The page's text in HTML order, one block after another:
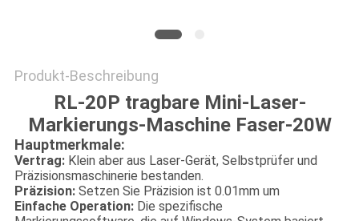
Produkt-Beschreibung
RL-20P tragbare Mini-Laser-
Markierungs-Maschine Faser-20W
Hauptmerkmale:
Vertrag:Klein aber aus Laser-Gerät, Selbstprüfer und
Präzisionsmaschinerie bestanden.
Präzision:Setzen Sie Präzision ist 0.01mm um
Einfache Operation: Die spezifische